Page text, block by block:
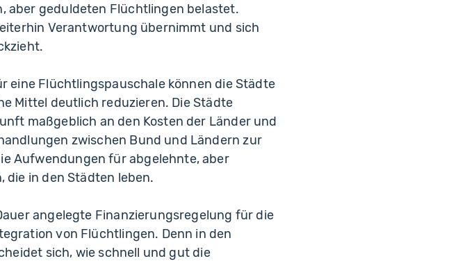
aber geduldeten Flüchtlingen belastet.
Verantwortung übernimmt und sich
eine Flüchtlingspauschale können die Städte
Mittel deutlich reduzieren. Die Städte
maßgeblich an den Kosten der Länder und
zwischen Bund und Ländern zur
Aufwendungen für abgelehnte, aber
in den Städten leben.
angelegte Finanzierungsregelung für die
von Flüchtlingen. Denn in den
sich, wie schnell und gut die